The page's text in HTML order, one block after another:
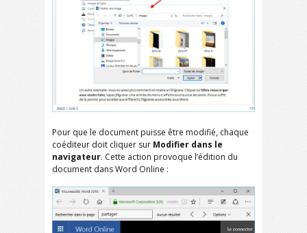
Pour que le document puisse être modifié, chaque
coéditeur doit cliquer sur Modifier dans le
navigateur. Cette action provoque l’édition du
document dans Word Online :